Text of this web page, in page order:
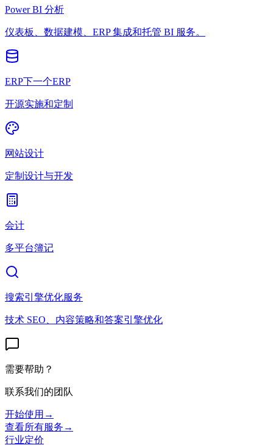
Power BI 分析
仪表板、数据建模、ERP 集成和托管 BI 服务。
ERP下一个ERP
开源实施和定制
网站设计
定制设计与开发
会计
多平台簿记
搜索引擎优化服务
技术 SEO、内容策略和答案引擎优化
需要帮助？
联系我们的团队
开始使用 →
查看所有服务 →
行业定价